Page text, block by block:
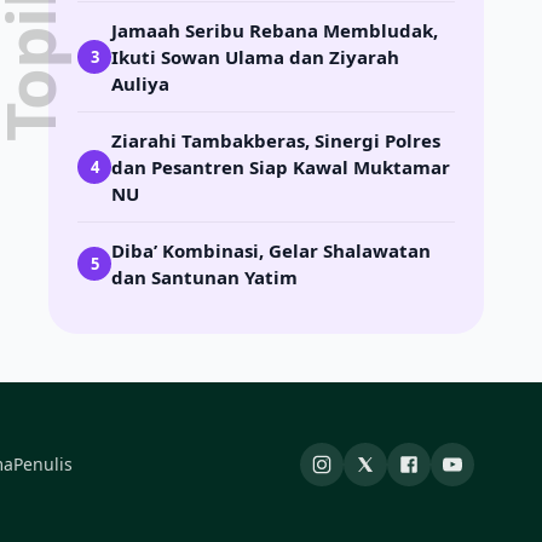
3
Jamaah Seribu Rebana Membludak,
Ikuti Sowan Ulama dan Ziyarah
Auliya
4
Ziarahi Tambakberas, Sinergi Polres
dan Pesantren Siap Kawal Muktamar
NU
5
Diba’ Kombinasi, Gelar Shalawatan
dan Santunan Yatim
Penulis Instagram
X FacebookYouTube